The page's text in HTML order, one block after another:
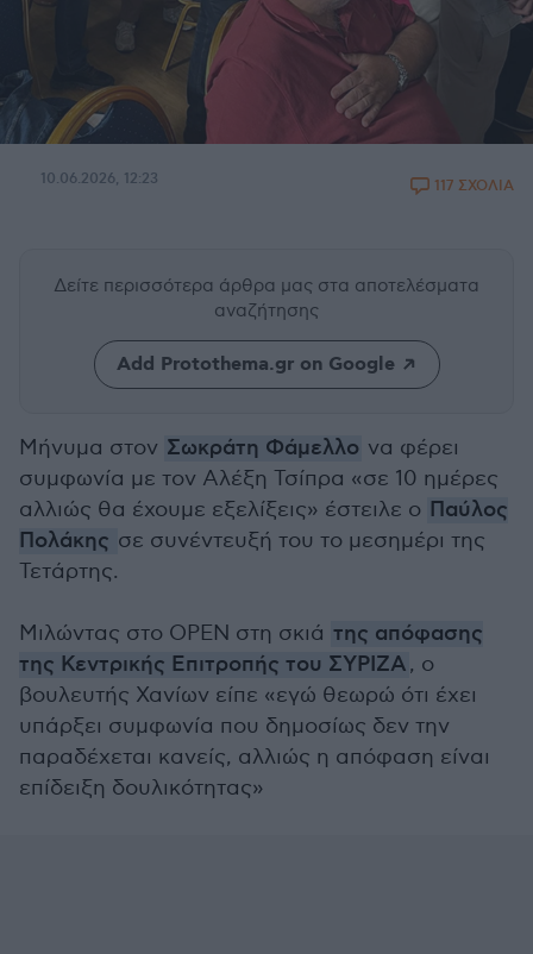
10.06.2026, 12:23 117 ΣΧΟΛΙΑ
Δείτε περισσότερα άρθρα μας στα αποτελέσματα
αναζήτησης
Add Protothema.gr on Google
Μήνυμα στον Σωκράτη Φάμελλο να φέρει
συμφωνία με τον Αλέξη Τσίπρα «σε 10 ημέρες
αλλιώς θα έχουμε εξελίξεις» έστειλε ο Παύλος
Πολάκης σε συνέντευξή του το μεσημέρι της
Τετάρτης.
Μιλώντας στο ΟΡΕΝ στη σκιά της απόφασης
της Κεντρικής Επιτροπής του ΣΥΡΙΖΑ, ο
βουλευτής Χανίων είπε «εγώ θεωρώ ότι έχει
υπάρξει συμφωνία που δημοσίως δεν την
παραδέχεται κανείς, αλλιώς η απόφαση είναι
επίδειξη δουλικότητας»